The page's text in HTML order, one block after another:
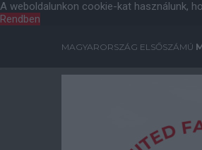
A weboldalunkon cookie-kat használunk,
Rendben
MAGYARORSZÁG ELSŐSZÁMÚ